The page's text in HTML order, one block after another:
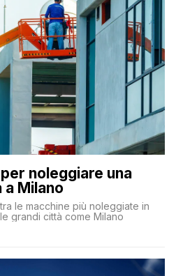
noleggiare una
Milano
le macchine più noleggiate in
grandi città come Milano